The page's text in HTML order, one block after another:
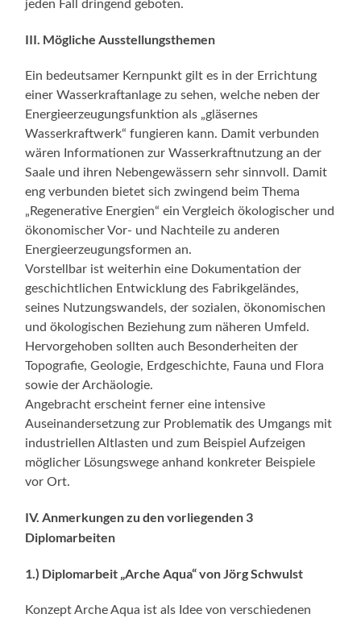
jeden Fall dringend geboten.
III. Mögliche Ausstellungsthemen
Ein bedeutsamer Kernpunkt gilt es in der Errichtung
einer Wasserkraftanlage zu sehen, welche neben der
Energieerzeugungsfunktion als „gläsernes
Wasserkraftwerk“ fungieren kann. Damit verbunden
wären Informationen zur Wasserkraftnutzung an der
Saale und ihren Nebengewässern sehr sinnvoll. Damit
eng verbunden bietet sich zwingend beim Thema
„Regenerative Energien“ ein Vergleich ökologischer und
ökonomischer Vor- und Nachteile zu anderen
Energieerzeugungsformen an.
Vorstellbar ist weiterhin eine Dokumentation der
geschichtlichen Entwicklung des Fabrikgeländes,
seines Nutzungswandels, der sozialen, ökonomischen
und ökologischen Beziehung zum näheren Umfeld.
Hervorgehoben sollten auch Besonderheiten der
Topografie, Geologie, Erdgeschichte, Fauna und Flora
sowie der Archäologie.
Angebracht erscheint ferner eine intensive
Auseinandersetzung zur Problematik des Umgangs mit
industriellen Altlasten und zum Beispiel Aufzeigen
möglicher Lösungswege anhand konkreter Beispiele
vor Ort.
IV. Anmerkungen zu den vorliegenden 3
Diplomarbeiten
1.) Diplomarbeit „Arche Aqua“ von Jörg Schwulst
Konzept Arche Aqua ist als Idee von verschiedenen